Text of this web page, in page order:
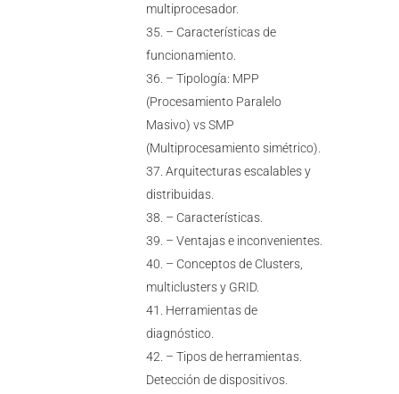
multiprocesador.
– Características de
funcionamiento.
– Tipología: MPP
(Procesamiento Paralelo
Masivo) vs SMP
(Multiprocesamiento simétrico).
Arquitecturas escalables y
distribuidas.
– Características.
– Ventajas e inconvenientes.
– Conceptos de Clusters,
multiclusters y GRID.
Herramientas de
diagnóstico.
– Tipos de herramientas.
Detección de dispositivos.